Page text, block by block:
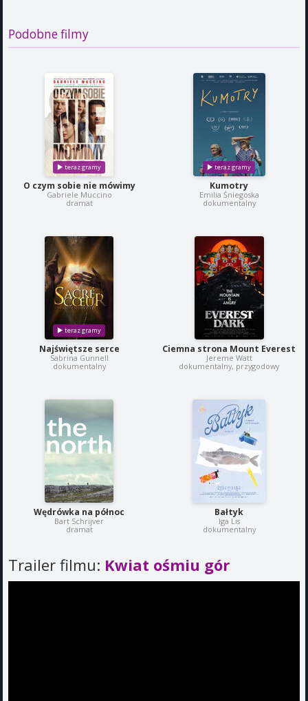
Podobne filmy
O czym sobie nie mówimy
Gabriele Muccino
dramat
Kumotry
Emilia Śniegoska
dokumentalny
Najświętsze serce
Sabrina Gunnell
dokumentalny
Ciemna strona Mount Everest
Jereme Watt
dokumentalny, przygodowy
Wędrówka na północ
Bart Schrijver
dramat
Bałtyk
Iga Lis
dokumentalny
Trailer filmu: Kwiat ośmiu gór